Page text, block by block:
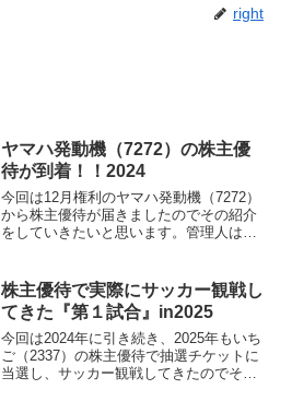
right
ヤマハ発動機（7272）の株主優
待が到着！！2024
今回は12月権利のヤマハ発動機（7272）
から株主優待が届きましたのでその紹介
をしていきたいと思います。管理人は
の内容を踏まえて紹介しますので投資の
参考になっていただけたら幸いです。
株主優待で実際にサッカー観戦し
てきた『第１試合』in2025
今回は2024年に引き続き、2025年もいち
ご（2337）の株主優待で抽選チケットに
当選し、サッカー観戦してきたのでその